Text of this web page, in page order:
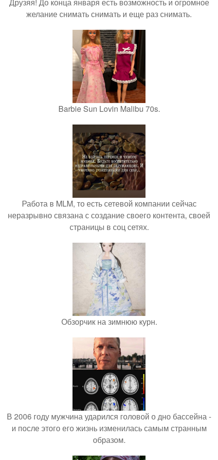
желание снимать снимать и еще раз снимать.
Barbie Sun Lovin Malibu 70s.
Работа в MLM, то есть сетевой компании сейчас
неразрывно связана с создание своего контента, своей
страницы в соц сетях.
Обзорчик на зимнюю курн.
В 2006 году мужчина ударился головой о дно бассейна -
и после этого его жизнь изменилась самым странным
образом.